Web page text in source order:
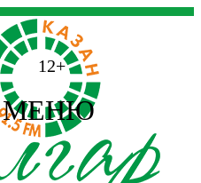
12+
МЕНЮ